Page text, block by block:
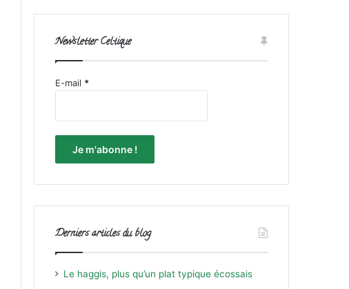
Newsletter Celtique
E-mail *
Derniers articles du blog
Le haggis, plus qu’un plat typique écossais